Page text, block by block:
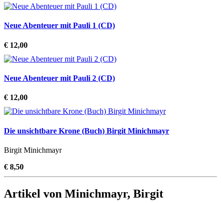
Neue Abenteuer mit Pauli 1 (CD)
€ 12,00
Neue Abenteuer mit Pauli 2 (CD)
€ 12,00
Die unsichtbare Krone (Buch) Birgit Minichmayr
Birgit Minichmayr
€ 8,50
Artikel von Minichmayr, Birgit